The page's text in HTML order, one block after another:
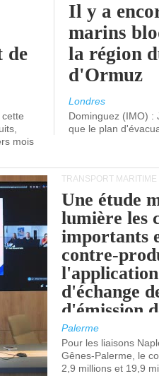
de
mois
Il y a
marins
la région
d'Ormuz
Londres
Dominguez (IMO) :
que le plan
TRANSPORT MARITIME
Une étude
lumière les
importants
contre-
d'échange
d'émission
(SEQE-UE)
maritimes
occidentale.
Palerme
Pour les liaisons
Gênes-Palerme, le
2,9 millions et 19,9